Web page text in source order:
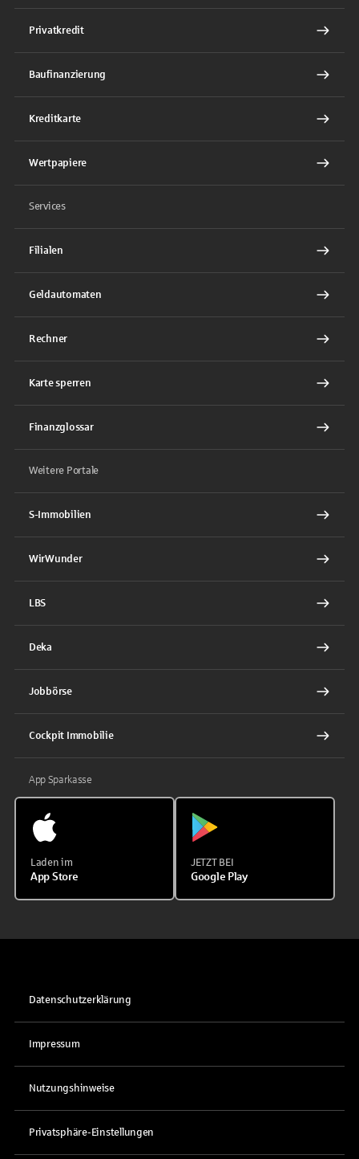
Privatkredit
Baufinanzierung
Kreditkarte
Wertpapiere
Services
Filialen
Geldautomaten
Rechner
Karte sperren
Finanzglossar
Weitere Portale
S-Immobilien
WirWunder
LBS
Deka
Jobbörse
Cockpit Immobilie
App Sparkasse
Laden im
App Store
JETZT BEI
Google Play
Datenschutzerklärung
Impressum
Nutzungshinweise
Privatsphäre-Einstellungen